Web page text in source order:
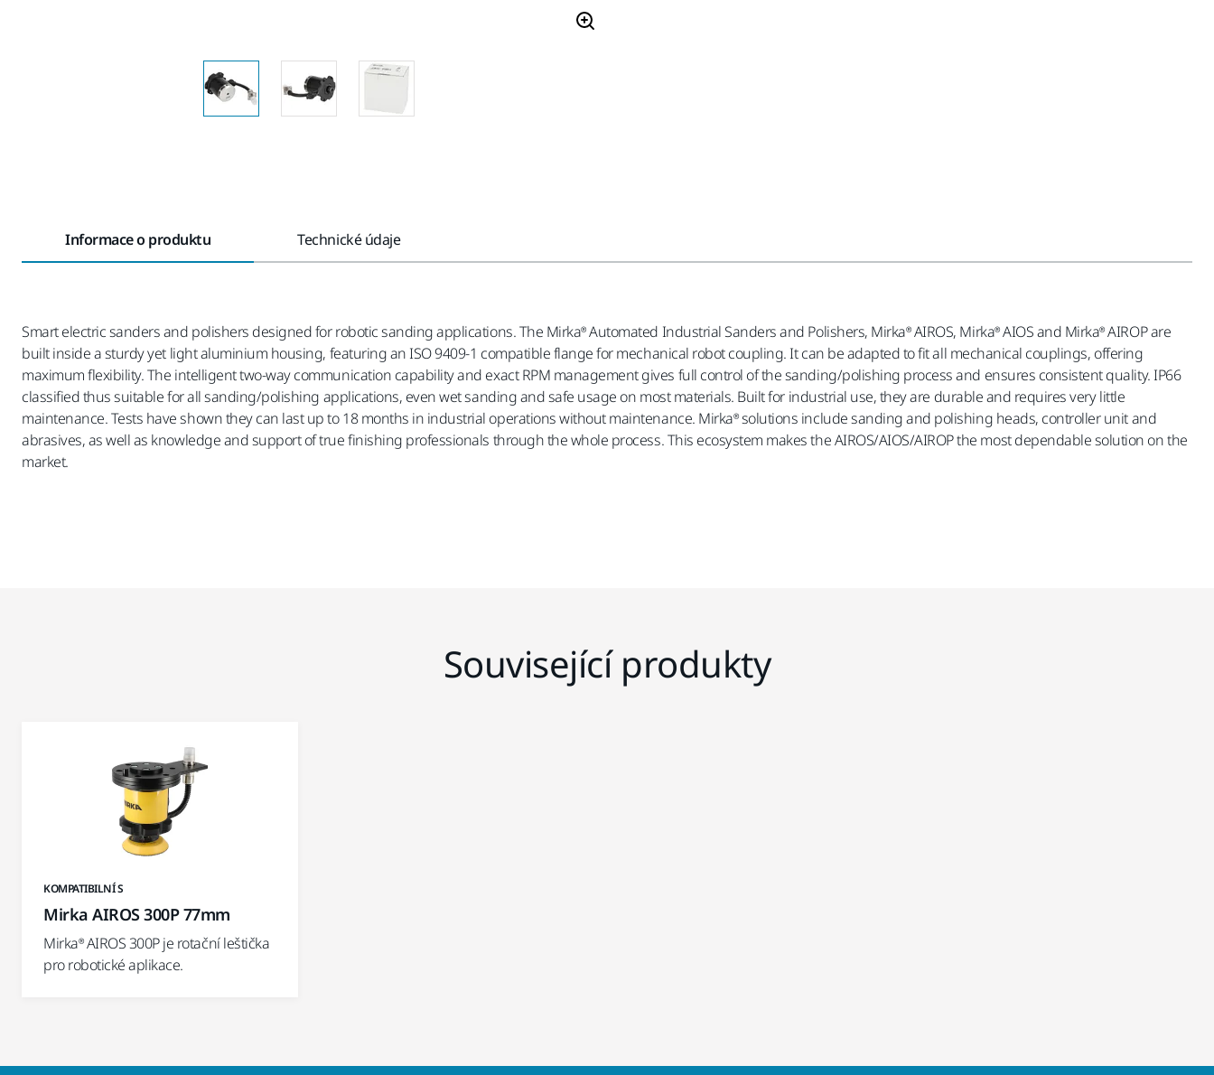
Informace o produktu Technické údaje
Smart electric sanders and polishers designed for robotic sanding applications. The Mirka® Automated Industrial Sanders and Polishers, Mirka® AIROS, Mirka® AIOS and Mirka® AIROP are
built inside a sturdy yet light aluminium housing, featuring an ISO 9409-1 compatible flange for mechanical robot coupling. It can be adapted to fit all mechanical couplings, offering
maximum flexibility. The intelligent two-way communication capability and exact RPM management gives full control of the sanding/polishing process and ensures consistent quality. IP66
classified thus suitable for all sanding/polishing applications, even wet sanding and safe usage on most materials. Built for industrial use, they are durable and requires very little
maintenance. Tests have shown they can last up to 18 months in industrial operations without maintenance. Mirka® solutions include sanding and polishing heads, controller unit and
abrasives, as well as knowledge and support of true finishing professionals through the whole process. This ecosystem makes the AIROS/AIOS/AIROP the most dependable solution on the
market.
Související produkty
KOMPATIBILNÍ S
Mirka AIROS 300P 77mm
Mirka® AIROS 300P je rotační leštička
pro robotické aplikace.